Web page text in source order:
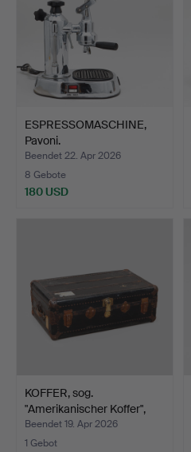
ESPRESSOMASCHINE,
Pavoni.
Beendet 22. Apr 2026
8 Gebote
180 USD
KOFFER, sog.
"Amerikanischer Koffer",
Anfa…
Beendet 19. Apr 2026
1 Gebot